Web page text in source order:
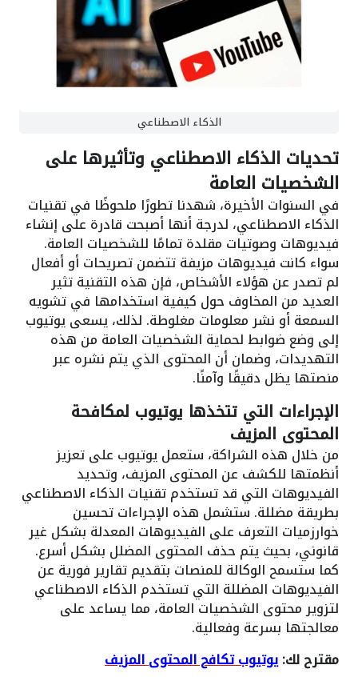
الذكاء الاصطناعي
تحديات الذكاء الاصطناعي وتأثيرها على
الشخصيات العامة
في السنوات الأخيرة، شهدنا تطورًا ملحوظًا في تقنيات
الذكاء الاصطناعي، لدرجة أنها أصبحت قادرة على إنشاء
فيديوهات وصوتيات مقلدة تمامًا للشخصيات العامة.
سواء كانت فيديوهات مزيفة تتضمن تصريحات أو أفعال
لم تصدر عن هؤلاء الأشخاص، فإن هذه التقنية تثير
العديد من المخاوف حول كيفية استخدامها في تشويه
السمعة أو نشر معلومات مغلوطة. لذلك، يسعى يوتيوب
إلى وضع ضوابط لحماية الشخصيات العامة من هذه
التهديدات، وضمان أن المحتوى الذي يتم نشره عبر
منصتها يظل دقيقًا وآمنًا.
الإجراءات التي تتخذها يوتيوب لمكافحة
المحتوى المزيف
من خلال هذه الشراكة، ستعمل يوتيوب على تعزيز
أنظمتها للكشف عن المحتوى المزيف، وتحديد
الفيديوهات التي قد تستخدم تقنيات الذكاء الاصطناعي
بطريقة مضللة. ستشمل هذه الإجراءات تحسين
خوارزميات التعرف على الفيديوهات المعدلة بشكل غير
قانوني، بحيث يتم حذف المحتوى المضلل بشكل أسرع.
كما ستسمح الوكالة للمنصات بتقديم تقارير فورية عن
الفيديوهات المضللة التي تستخدم الذكاء الاصطناعي
لتزوير محتوى الشخصيات العامة، مما يساعد على
معالجتها بسرعة وفعالية.
مقترح لك:يوتيوب تكافح المحتوى المزيف